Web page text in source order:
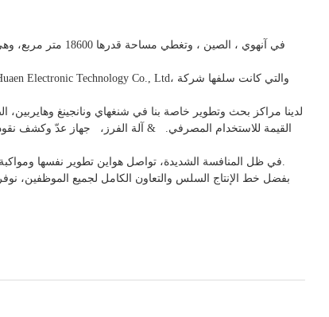
في آنهوي ، الصين ، وتغطي مساحة قدرها 18600 متر مربع، وهي
لدينا مراكز بحث وتطوير خاصة بنا في شنغهاي ونانجينغ وهايربين،
القيمة للاستخدام
المصرفي. & آلة الفرز، جهاز عدّ وكشف
في ظل المنافسة الشديدة، تواصل هواين تطوير نفسها
بفضل خط الإنتاج السلس والتعاون الكامل لجميع الموظفين،